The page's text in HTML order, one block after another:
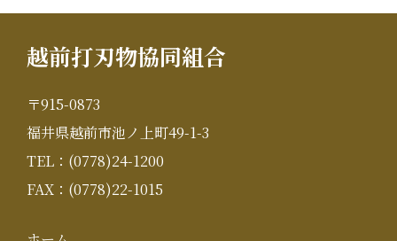
越前打刃物協同組合
〒915-0873
福井県越前市池ノ上町49-1-3
TEL：(0778)24-1200
FAX：(0778)22-1015